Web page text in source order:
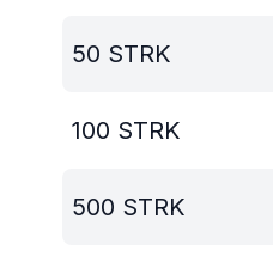
50 STRK
100 STRK
500 STRK